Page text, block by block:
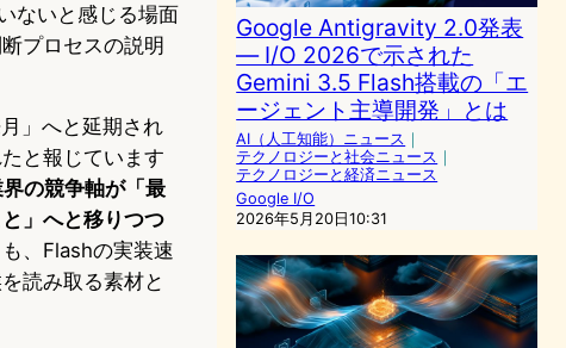
ないと感じる場面
プロセスの説明
」へと延期され
と報じています
の競争軸が「最
」へと移りつつ
、Flashの実装速
読み取る素材と
Google Antigravity 2.0発表
— I/O 2026で示された
Gemini 3.5 Flash搭載の「エ
ージェント主導開発」とは
AI（人工知能）ニュース ｜
テクノロジーと社会ニュース ｜
テクノロジーと経済ニュース
Google I/O
2026年5月20日10:31